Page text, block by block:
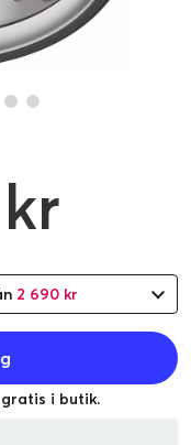
2 690 kr
i butik.